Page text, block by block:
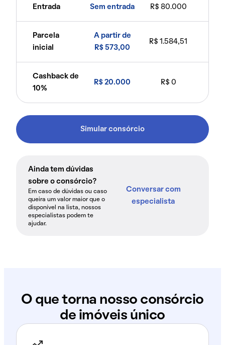
Entrada Sem entrada R$ 80.000
Parcela
inicial
A partir de
R$ 573,00
R$ 1.584,51
Cashback de
10%
R$ 20.000 R$ 0
Simular consórcio
Ainda tem dúvidas
sobre o consórcio?
Em caso de dúvidas ou caso
queira um valor maior que o
disponível na lista, nossos
especialistas podem te
ajudar.
Conversar com
especialista
O que torna nosso consórcio
de imóveis único